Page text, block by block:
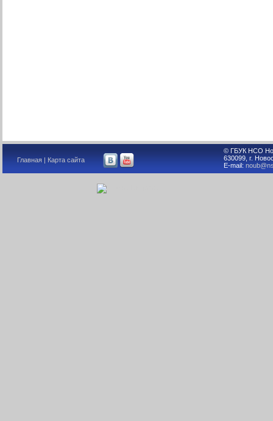
© ГБУК НСО
630099, г.
E-mail:
Главная Карта сайта